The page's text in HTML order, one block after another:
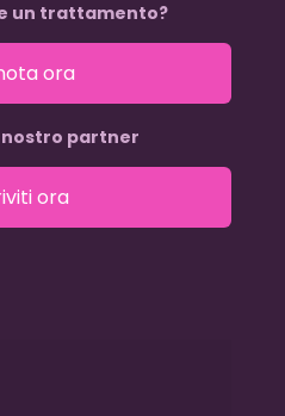
un trattamento?
ora
partner
ora